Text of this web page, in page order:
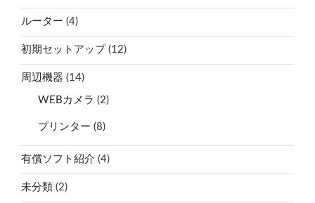
ルーター (4)
初期セットアップ (12)
周辺機器 (14)
WEBカメラ (2)
プリンター (8)
有償ソフト紹介 (4)
未分類 (2)